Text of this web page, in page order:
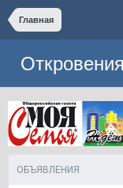
Главная
ОБЪЯВЛЕНИЯ